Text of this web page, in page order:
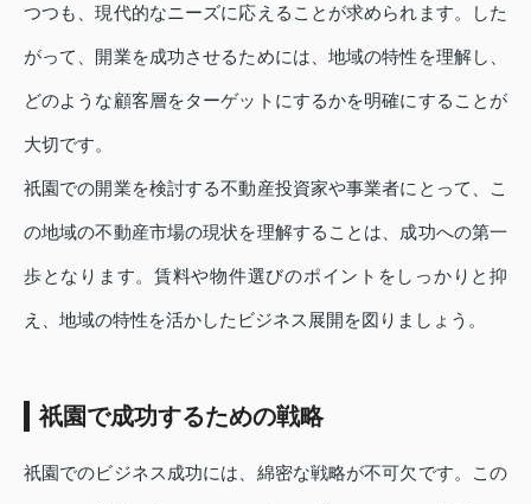
つつも、現代的なニーズに応えることが求められます。した
がって、開業を成功させるためには、地域の特性を理解し、
どのような顧客層をターゲットにするかを明確にすることが
大切です。
祇園での開業を検討する不動産投資家や事業者にとって、こ
の地域の不動産市場の現状を理解することは、成功への第一
歩となります。賃料や物件選びのポイントをしっかりと抑
え、地域の特性を活かしたビジネス展開を図りましょう。
祇園で成功するための戦略
祇園でのビジネス成功には、綿密な戦略が不可欠です。この